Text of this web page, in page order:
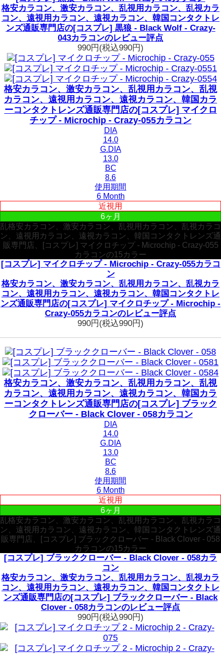
格安カラコン、激安カラコン、乱視用カラコン、乱視カラ
コン、遠視用カラコン、遠視カラコン、韓国コンタクトレ
ンズ通販専門店の[コスプレ] 黒狼 - Black Wolf - Crazy-
043カラコンのレビュー評点
990円 (税込990円)
格安カラコン、激安カラコン、乱視用カラコン、乱視
カラコン、遠視用カラコン、遠視カラコン、韓国カラ
ーコンタクトレンズ通販専門店の[コスプレ] マイクロ
チップ - Microchip - Crazy-055カラコン
DIA
14.0
G.DIA
13.0
BC
8.6
使用期間
6 Month
近視用
6ヶ月
乱格安カラコン、激安カラコン、乱視用カラコン、乱視カラコ
ン、遠視用カラコン、遠視カラコン、韓国コンタクトレンズ通
販専門店、[コスプレ] マイクロチップ - Microchip - Crazy-055
カラコンの15カラー
[コスプレ] マイクロチップ - Microchip - Crazy-055カラコ
ン
格安カラコン、激安カラコン、乱視用カラコン、乱視カラ
コン、遠視用カラコン、遠視カラコン、韓国コンタクトレ
ンズ通販専門店の[コスプレ] マイクロチップ - Microchip -
Crazy-055カラコンのレビュー評点
990円 (税込990円)
格安カラコン、激安カラコン、乱視用カラコン、乱視
カラコン、遠視用カラコン、遠視カラコン、韓国カラ
ーコンタクトレンズ通販専門店の[コスプレ] ブラック
クローバー - Black Clover - 058カラコン
DIA
14.0
G.DIA
13.0
BC
8.6
使用期間
6 Month
近視用
6ヶ月
乱格安カラコン、激安カラコン、乱視用カラコン、乱視カラコ
ン、遠視用カラコン、遠視カラコン、韓国コンタクトレンズ通
販専門店、[コスプレ] ブラッククローバー - Black Clover - 058
カラコンの15カラー
[コスプレ] ブラッククローバー - Black Clover - 058カラ
コン
格安カラコン、激安カラコン、乱視用カラコン、乱視カラ
コン、遠視用カラコン、遠視カラコン、韓国コンタクトレ
ンズ通販専門店の[コスプレ] ブラッククローバー - Black
Clover - 058カラコンのレビュー評点
990円 (税込990円)